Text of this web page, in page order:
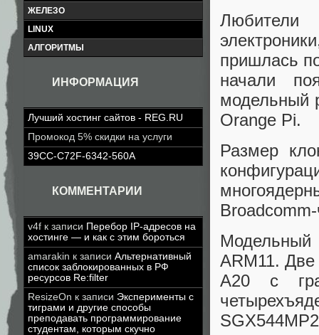
ЖЕЛЕЗО
LINUX
АЛГОРИТМЫ
ИНФОРМАЦИЯ
Лучший хостинг сайтов - REG.RU
Промокод 5% скидки на услуги
39CC-C72F-6342-560A
КОММЕНТАРИИ
v4f к записи Перебор IP-адресов на
хостинге — и как с этим бороться
amarakin к записи Альтернативный
список заблокированных в РФ
ресурсов Re:filter
ResizeOn к записи Эксперименты с
тиграми и другие способы
преподавать программирование
студентам, которым скучно
Любители
пришлась
начали
модельный
Orange Pi.
Размер
ARM11. Две
A20 с